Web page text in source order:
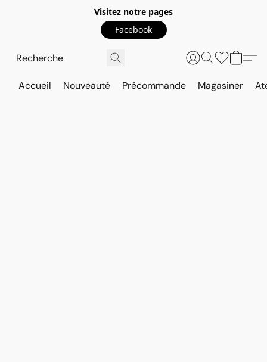
Visitez notre pages
Facebook
Accueil Nouveauté Précommande Magasiner